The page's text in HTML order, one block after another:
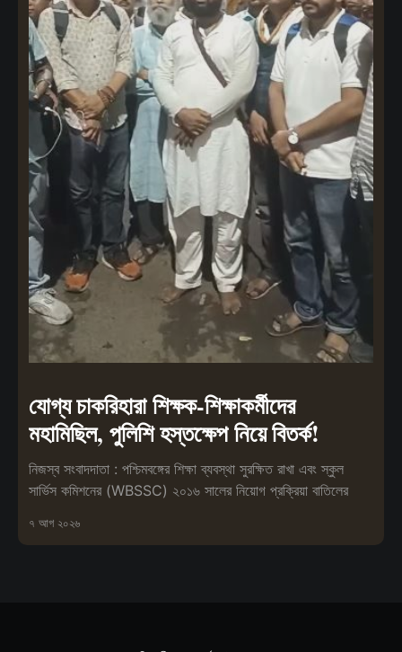
যোগ্য চাকরিহারা শিক্ষক-শিক্ষাকর্মীদের
মহামিছিল, পুলিশি হস্তক্ষেপ নিয়ে বিতর্ক!
নিজস্ব সংবাদদাতা : পশ্চিমবঙ্গের শিক্ষা ব্যবস্থা সুরক্ষিত রাখা এবং স্কুল
সার্ভিস কমিশনের (WBSSC) ২০১৬ সালের নিয়োগ প্রক্রিয়া বাতিলের
৭ আগ ২০২৬